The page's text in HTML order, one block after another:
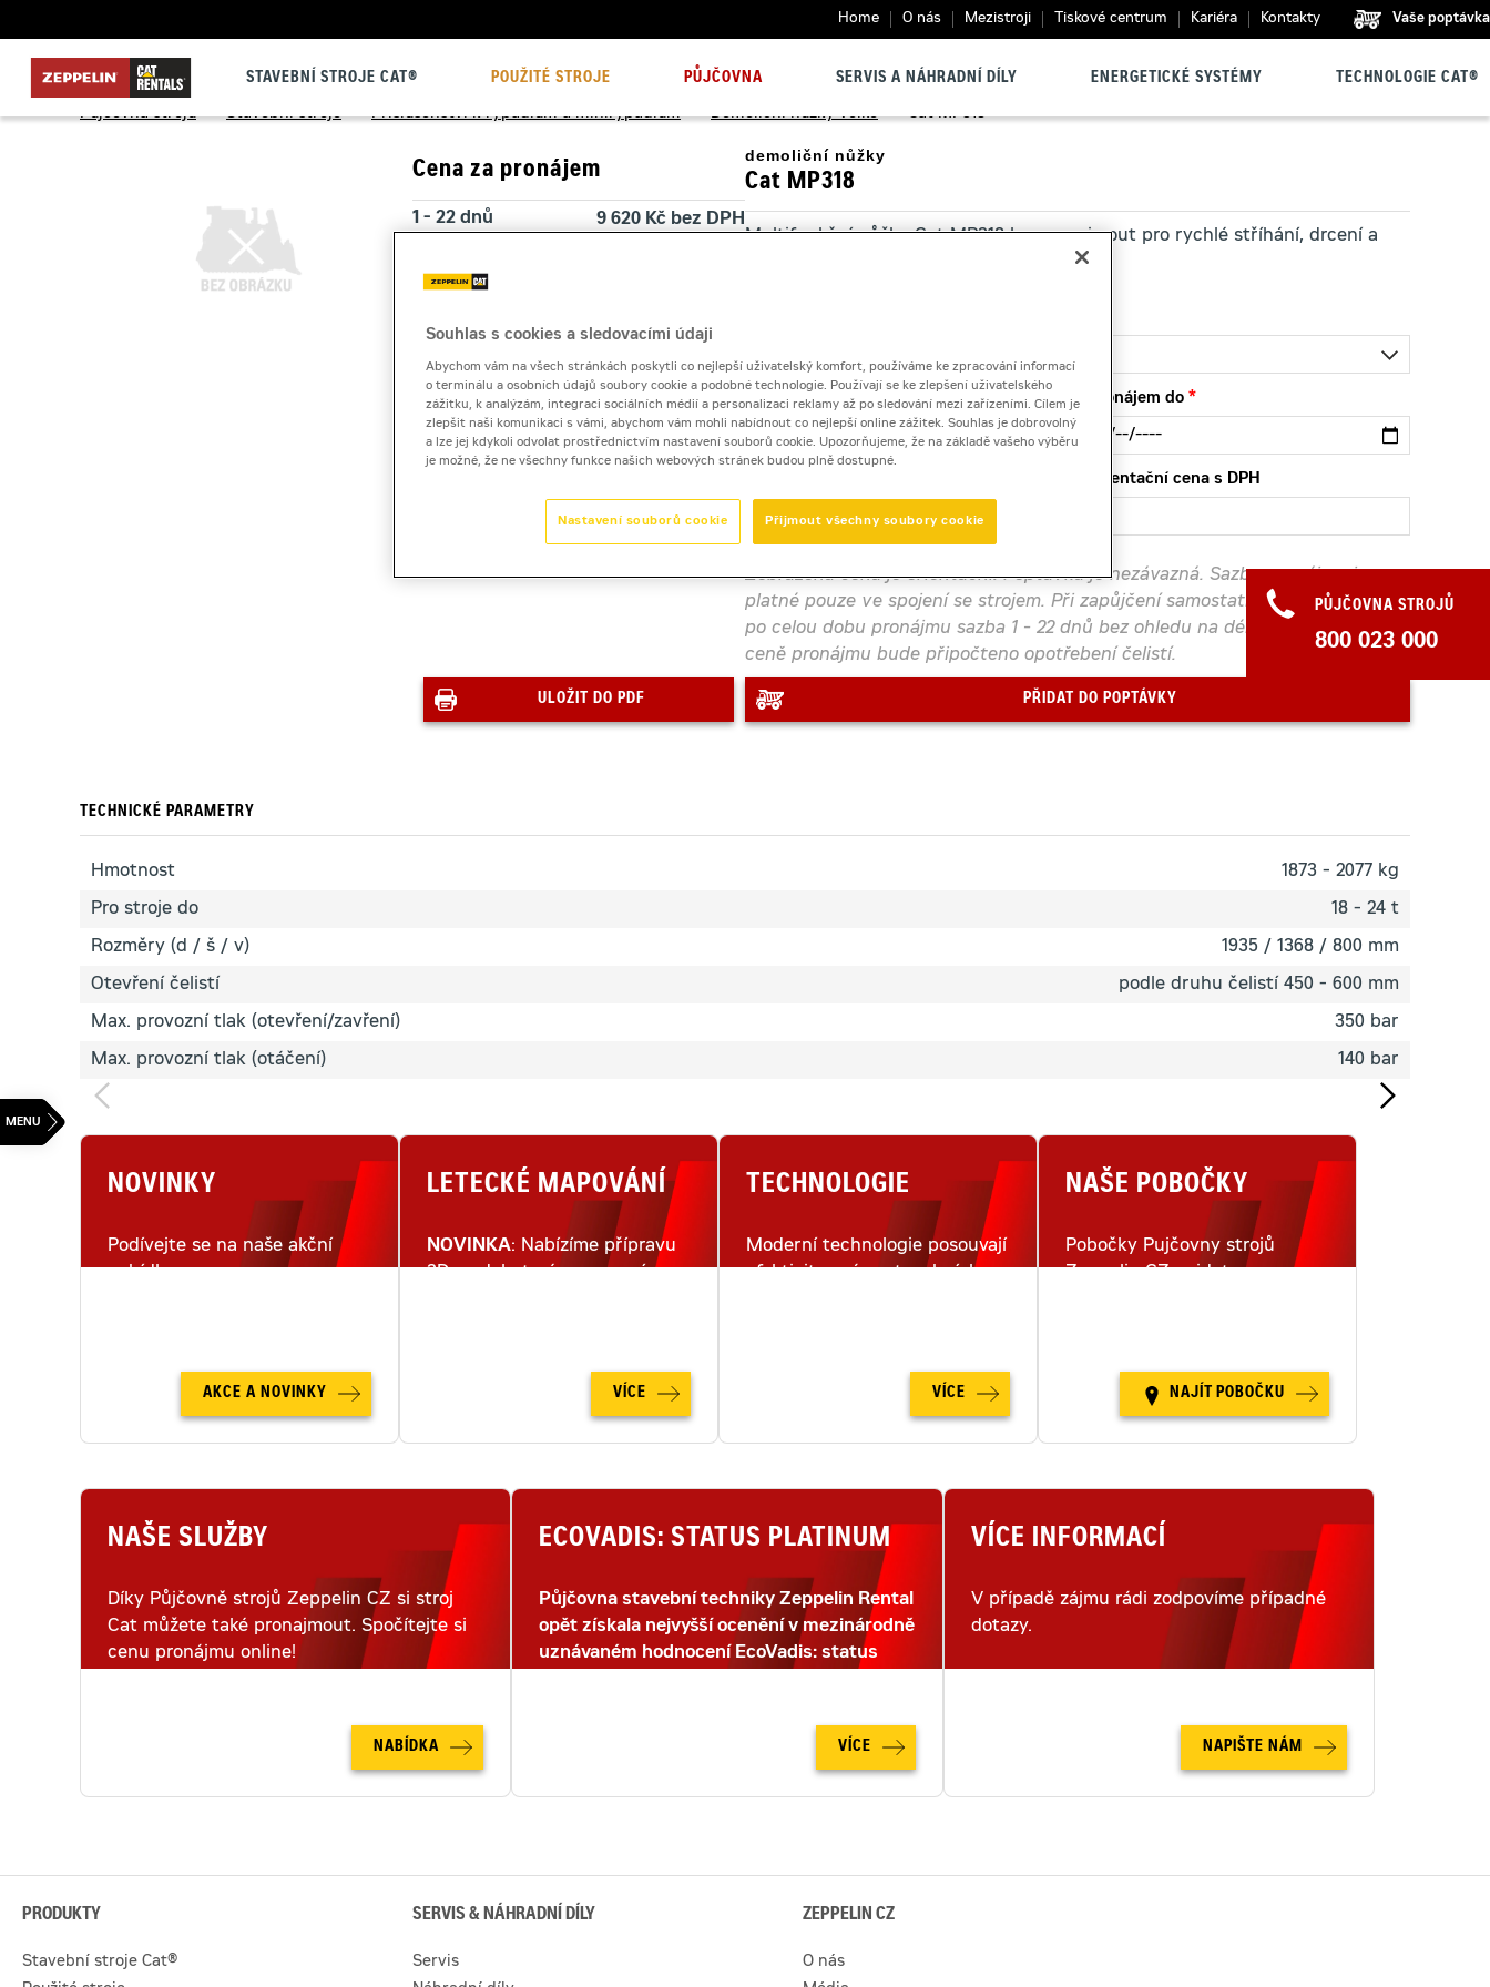
Home O nás Mezistroji Tiskové centrum Kariéra Kontakty Vaše poptávka
STAVEBNÍ STROJE CAT® POUŽITÉ STROJE PŮJČOVNA SERVIS A NÁHRADNÍ DÍLY ENERGETICKÉ SYSTÉMY TECHNOLOGIE CAT®
PŮJČOVNA STROJŮ
800 023 000
Půjčovna strojů > Stavební stroje > Příslušenství k rýpadlům a minirýpadlům > Demoliční nůžky velké > Cat MP318
Cena za pronájem
1 - 22 dnů
9 620 Kč bez DPH
23 a více dnů
30 000 Kč
ULOŽIT DO PDF
demoliční nůžky
Cat MP318
Multifunkční nůžky Cat MP318 lze pronajmout pro rychlé stříhání, drcení a
Pronájem od Pronájem do
Orientační cena s DPH
Zobrazená cena je orientační. Poptávka je nezávazná. Sazby pronájmu jsou
platné pouze ve spojení se strojem. Při zapůjčení samostatně bude účtována
po celou dobu pronájmu sazba 1 - 22 dnů bez ohledu na délku pronájmu. K
ceně pronájmu bude připočteno opotřebení čelistí.
PŘIDAT DO POPTÁVKY
TECHNICKÉ PARAMETRY
Hmotnost 1873 - 2077 kg
Pro stroje do 18 - 24 t
Rozměry (d / š / v) 1935 / 1368 / 800 mm
Otevření čelistí podle druhu čelistí 450 - 600 mm
Max. provozní tlak (otevření/zavření) 350 bar
Max. provozní tlak (otáčení) 140 bar
NOVINKY
Podívejte se na naše akční
nabídky.
AKCE A NOVINKY
LETECKÉ MAPOVÁNÍ
NOVINKA: Nabízíme přípravu
3D modelu terénu pomocí
VÍCE
TECHNOLOGIE
Moderní technologie posouvají
efektivitu práce stavebních
VÍCE
NAŠE POBOČKY
Pobočky Pujčovny strojů
Zeppelin CZ najdete na
NAJÍT POBOČKU
NAŠE SLUŽBY
Díky Půjčovně strojů Zeppelin CZ si stroj
Cat můžete také pronajmout. Spočítejte si
cenu pronájmu online!
NABÍDKA
ECOVADIS: STATUS PLATINUM
Půjčovna stavební techniky Zeppelin Rental
opět získala nejvyšší ocenění v mezinárodně
uznávaném hodnocení EcoVadis: status
VÍCE
VÍCE INFORMACÍ
V případě zájmu rádi zodpovíme případné
dotazy.
NAPIŠTE NÁM
PRODUKTY
Stavební stroje Cat®
SERVIS & NÁHRADNÍ DÍLY
Servis
ZEPPELIN CZ
O nás
Souhlas s cookies a sledovacími údaji
Abychom vám na všech stránkách poskytli co nejlepší uživatelský komfort, používáme ke zpracování informací
o terminálu a osobních údajů soubory cookie a podobné technologie. Používají se ke zlepšení uživatelského
zážitku, k analýzám, integraci sociálních médií a personalizaci reklamy až po sledování mezi zařízeními. Cílem je
zlepšit naši komunikaci s vámi, abychom vám mohli nabídnout co nejlepší online zážitek. Souhlas je dobrovolný
a lze jej kdykoli odvolat prostřednictvím nastavení souborů cookie. Upozorňujeme, že na základě vašeho výběru
je možné, že ne všechny funkce našich webových stránek budou plně dostupné.
Přijmout všechny soubory cookie
Nastavení souborů cookie